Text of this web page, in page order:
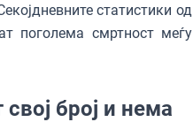
статистики од
поголема смртност меѓу
број и нема